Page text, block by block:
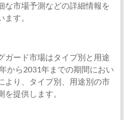
な市場予測などの詳細情報を
す。
ガード市場はタイプ別と用途
から2031年までの期間におい
より、タイプ別、用途別の市
提供します。